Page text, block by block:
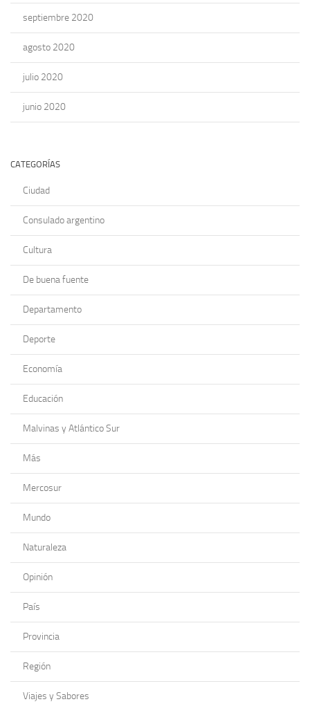
septiembre 2020
agosto 2020
julio 2020
junio 2020
CATEGORÍAS
Ciudad
Consulado argentino
Cultura
De buena fuente
Departamento
Deporte
Economía
Educación
Malvinas y Atlántico Sur
Más
Mercosur
Mundo
Naturaleza
Opinión
País
Provincia
Región
Viajes y Sabores